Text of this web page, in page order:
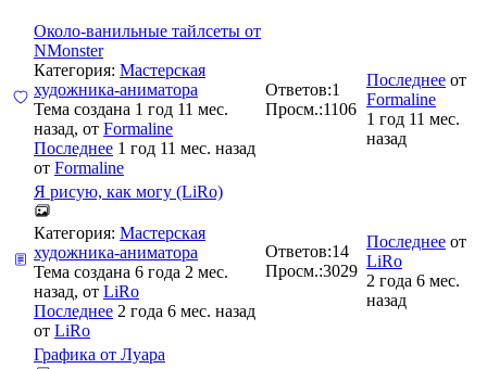
Около-ванильные тайлсеты от
NMonster
Категория: Мастерская
художника-аниматора
Тема создана 1 год 11 мес.
назад, от Formaline
Последнее 1 год 11 мес. назад
от Formaline
Ответов:1
Просм.:1106
Последнее от
Formaline
1 год 11 мес.
назад
Я рисую, как могу (LiRo)
Категория: Мастерская
художника-аниматора
Тема создана 6 года 2 мес.
назад, от LiRo
Последнее 2 года 6 мес. назад
от LiRo
Ответов:14
Просм.:3029
Последнее от
LiRo
2 года 6 мес.
назад
Графика от Луара